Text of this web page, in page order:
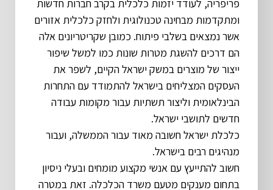
פריפריה, לעודד יזמות כלכלית בקרב חברות חדשות
ומתקדמות מבחינה טכנולוגית ולחזק כלכלית אזורים
אשר נמצאים בשלבי פיתוח. כמובן שקריטריונים אלה
הם דרכים להשגת מטרות שונות כמו למשל שיפור
ייצור של מוצרים במשק ישראל הקיים, לשפר את
העסקים המצליחים בישראל להתמודד עם התחרות
הבינלאומית וליצור תשתיות עבור מקומות עבודה
חדשים לתושבי ישראל.
כלכלת ישראל חשובה מאוד עבור הממשלה, ועבור
מנהיגים רבים בישראל.
חשוב להתייעץ עם אנשי מקצוע מומחים ובעלי ניסיון
בתחום מענקים מטעם משרד הכלכלה. זאת במטרה